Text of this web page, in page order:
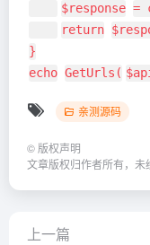
$response =
return
}
echo GetUrls(
亲测源码
© 版权声明
文章版权归作者所有，未
上一篇